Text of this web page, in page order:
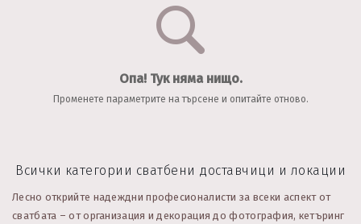
Опа! Тук няма нищо.
Променете параметрите на търсене и опитайте отново.
Всички категории сватбени доставчици и локации
Лесно открийте надеждни професионалисти за всеки аспект от
сватбата – от организация и декорация до фотография, кетъринг